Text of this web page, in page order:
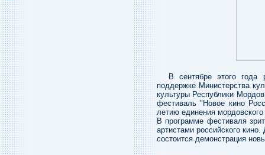
В сентябре этого года
поддержке Министерства
культуры Республики
фестиваль "Новое кино
летию единения
В программе фестиваля
артистами российского
состоится демонстрация